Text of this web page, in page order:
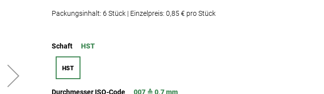
Packungsinhalt: 6 Stück | Einzelpreis: 0,85 € pro Stück
Schaft HST
HST
Durchmesser ISO-Code 007 ≙ 0,7 mm